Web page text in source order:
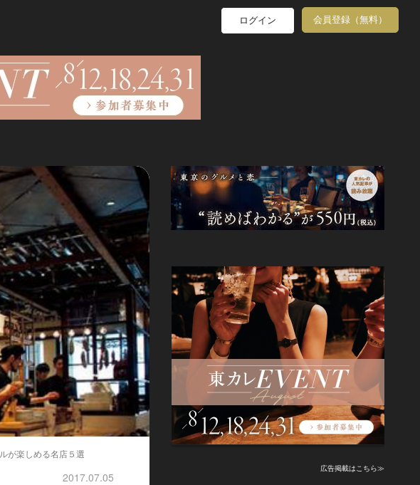
ログイン 会員登録（無料）
が楽しめる名店５選
2017.07.05
広告掲載はこちら≫